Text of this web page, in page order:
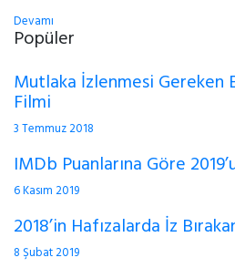
Devamı
Popüler
Mutlaka İzlenmesi Gereken
Filmi
3 Temmuz 2018
IMDb Puanlarına Göre
6 Kasım 2019
2018’in Hafızalarda İz
8 Şubat 2019